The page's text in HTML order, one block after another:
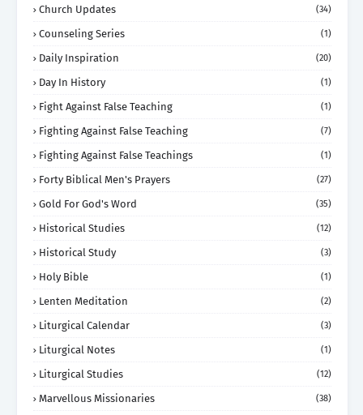
Church Updates (34)
Counseling Series (1)
Daily Inspiration (20)
Day In History (1)
Fight Against False Teaching (1)
Fighting Against False Teaching (7)
Fighting Against False Teachings (1)
Forty Biblical Men's Prayers (27)
Gold For God's Word (35)
Historical Studies (12)
Historical Study (3)
Holy Bible (1)
Lenten Meditation (2)
Liturgical Calendar (3)
Liturgical Notes (1)
Liturgical Studies (12)
Marvellous Missionaries (38)